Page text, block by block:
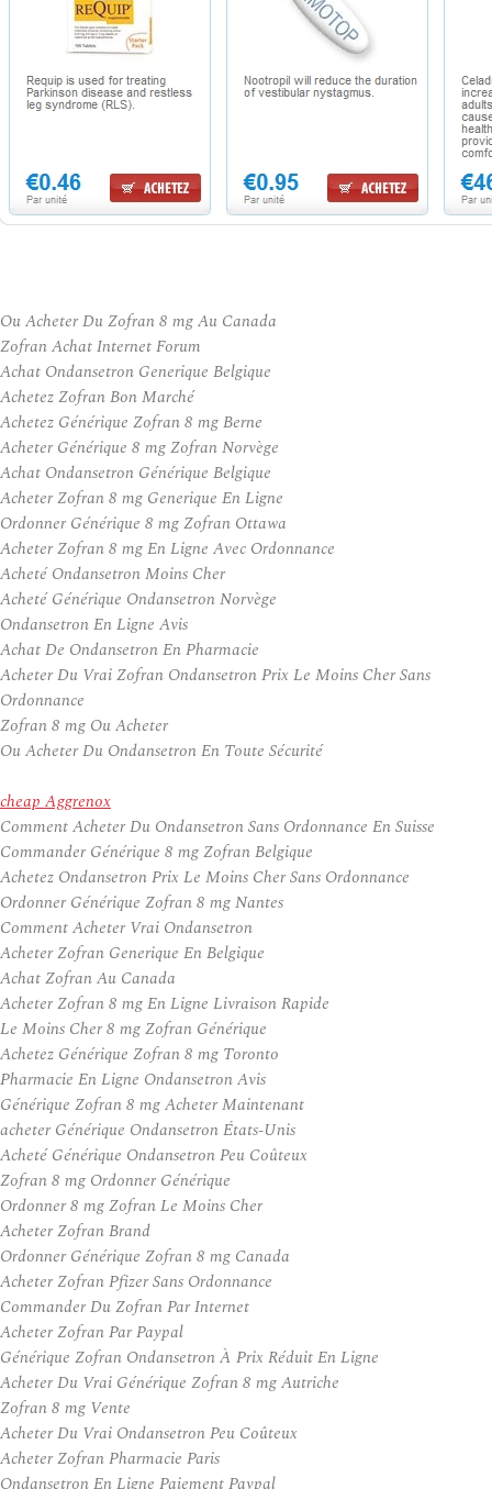
Ou Acheter Du Zofran 8 mg Au Canada
Zofran Achat Internet Forum
Achat Ondansetron Generique Belgique
Achetez Zofran Bon Marché
Achetez Générique Zofran 8 mg Berne
Acheter Générique 8 mg Zofran Norvège
Achat Ondansetron Générique Belgique
Acheter Zofran 8 mg Generique En Ligne
Ordonner Générique 8 mg Zofran Ottawa
Acheter Zofran 8 mg En Ligne Avec Ordonnance
Acheté Ondansetron Moins Cher
Acheté Générique Ondansetron Norvège
Ondansetron En Ligne Avis
Achat De Ondansetron En Pharmacie
Acheter Du Vrai Zofran Ondansetron Prix Le Moins Cher Sans
Ordonnance
Zofran 8 mg Ou Acheter
Ou Acheter Du Ondansetron En Toute Sécurité
cheap Aggrenox
Comment Acheter Du Ondansetron Sans Ordonnance En Suisse
Commander Générique 8 mg Zofran Belgique
Achetez Ondansetron Prix Le Moins Cher Sans Ordonnance
Ordonner Générique Zofran 8 mg Nantes
Comment Acheter Vrai Ondansetron
Acheter Zofran Generique En Belgique
Achat Zofran Au Canada
Acheter Zofran 8 mg En Ligne Livraison Rapide
Le Moins Cher 8 mg Zofran Générique
Achetez Générique Zofran 8 mg Toronto
Pharmacie En Ligne Ondansetron Avis
Générique Zofran 8 mg Acheter Maintenant
acheter Générique Ondansetron États-Unis
Acheté Générique Ondansetron Peu Coûteux
Zofran 8 mg Ordonner Générique
Ordonner 8 mg Zofran Le Moins Cher
Acheter Zofran Brand
Ordonner Générique Zofran 8 mg Canada
Acheter Zofran Pfizer Sans Ordonnance
Commander Du Zofran Par Internet
Acheter Zofran Par Paypal
Générique Zofran Ondansetron À Prix Réduit En Ligne
Acheter Du Vrai Générique Zofran 8 mg Autriche
Zofran 8 mg Vente
Acheter Du Vrai Ondansetron Peu Coûteux
Acheter Zofran Pharmacie Paris